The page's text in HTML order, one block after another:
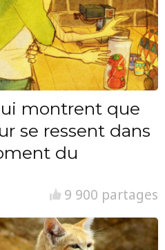
montrent que
se ressent dans
du
9 900 partages